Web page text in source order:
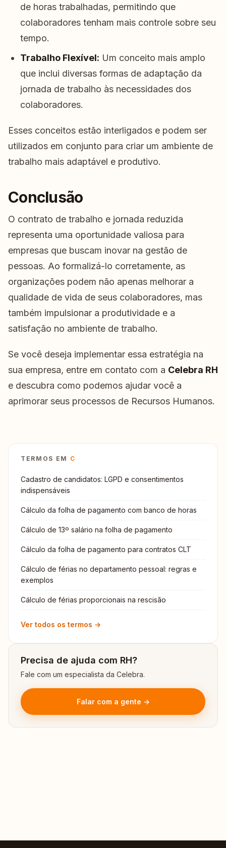
de horas trabalhadas, permitindo que
colaboradores tenham mais controle sobre seu
tempo.
Trabalho Flexível: Um conceito mais amplo
que inclui diversas formas de adaptação da
jornada de trabalho às necessidades dos
colaboradores.
Esses conceitos estão interligados e podem ser
utilizados em conjunto para criar um ambiente de
trabalho mais adaptável e produtivo.
Conclusão
O contrato de trabalho e jornada reduzida
representa uma oportunidade valiosa para
empresas que buscam inovar na gestão de
pessoas. Ao formalizá-lo corretamente, as
organizações podem não apenas melhorar a
qualidade de vida de seus colaboradores, mas
também impulsionar a produtividade e a
satisfação no ambiente de trabalho.
Se você deseja implementar essa estratégia na
sua empresa, entre em contato com a Celebra RH
e descubra como podemos ajudar você a
aprimorar seus processos de Recursos Humanos.
TERMOS EM C
Cadastro de candidatos: LGPD e consentimentos
indispensáveis
Cálculo da folha de pagamento com banco de horas
Cálculo de 13º salário na folha de pagamento
Cálculo da folha de pagamento para contratos CLT
Cálculo de férias no departamento pessoal: regras e
exemplos
Cálculo de férias proporcionais na rescisão
Ver todos os termos →
Precisa de ajuda com RH?
Fale com um especialista da Celebra.
Falar com a gente →